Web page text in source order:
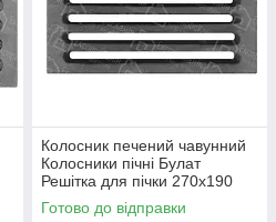
Колосник печений чавунний
Колосники пічні Булат
Решітка для пічки 270x190
мм Колосникові решітки
Готово до відправки